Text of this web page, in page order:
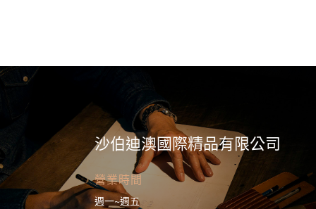
沙伯迪澳國際精品有限公司
營業時間
週一~週五